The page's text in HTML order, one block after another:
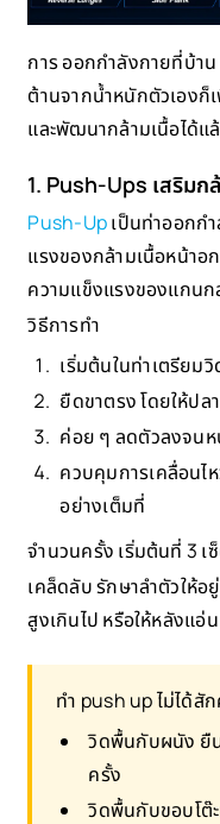
การ ออกกำลังกายที่บ้า
ต้านจากน้ำหนักตัวเองก็
และพัฒนากล้ามเนื้อได้แ
1. Push-Ups เสริมก
Push-Upเป็นท่าออกก
แรงของกล้ามเนื้อหน้าอ
ความแข็งแรงของแกน
วิธีการทำ
เริ่มต้นในท่าเตรียม
ยืดขาตรง โดยให้ป
ค่อย ๆ ลดตัวลงจน
ควบคุมการเคลื่อนไ
อย่างเต็มที่
จำนวนครั้ง เริ่มต้นที่ 3 เ
เคล็ดลับ รักษาลำตัวให้อ
สูงเกินไป หรือให้หลังแอ่น
ทำ push up ไม่ได้สั
วิดพื้นกับผนัง ยืน
ครั้ง
วิดพื้นกับขอบโต๊